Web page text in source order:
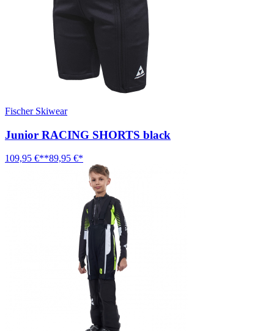
Fischer Skiwear
Junior RACING SHORTS black
109,95 €**89,95 €*